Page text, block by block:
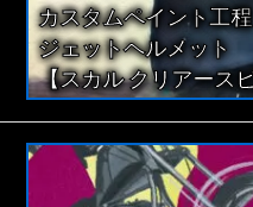
カスタムペイント工程
ジェットヘルメット
【スカル クリアース